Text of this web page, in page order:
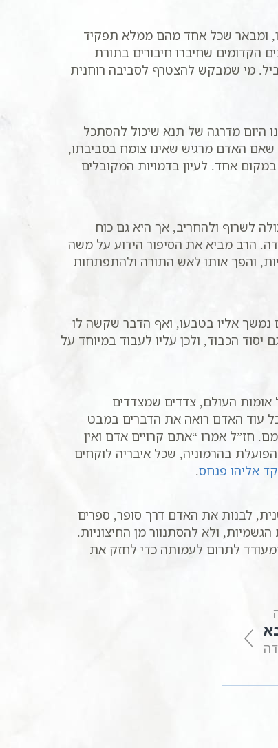
ומבאר שכל אחד מהם ממלא תפקיד
הקדומים שחיברו חיבורים בתורת
מי שמבקש להצטרף לסביבה רוחנית
היום מדרגה של תנא שיכול להסתכל
שאם האדם מרגיש שאינו צומח בסביבתו,
אחד. לעיון בדמויות המקובלים
לשרוף ולהחריב, אך היא גם כוח
הרב מביא את הסיפור הידוע על משה
והפך אותו לאש התורה ולהתפתחות
נמשך אליו בטבעו, ואף הדבר שקשה לו
הכבוד, ולכן עליו לעבוד במיוחד על
העולם, צדדים שמצדדים
עוד האדם רואה את הדברים במבט
חז”ל אמרו “אתם קרויים אדם ואין
בהרמוניה, שכל איבריה לוקחים
אליהו פנחס.
לבנות את האדם דרך סופר, ספרים
ולא להסתנוור מן החיצוניות.
לתרום לעמותה כדי לחזק את